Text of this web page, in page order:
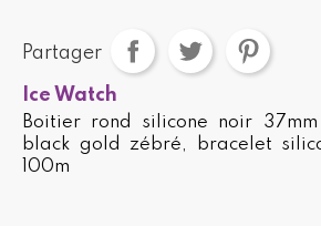
Partager
Ice Watch
Boitier rond silicone noir
black gold zébré, bracelet
100m